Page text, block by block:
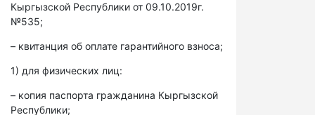
Кыргызской Республики от 09.10.2019г.
№535;
– квитанция об оплате гарантийного взноса;
1) для физических лиц:
– копия паспорта гражданина Кыргызской
Республики;